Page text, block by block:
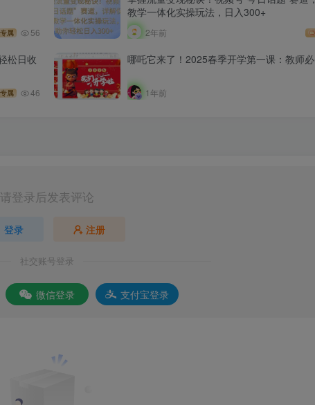
属 56
教学一体化实操玩法，日入300+
2年前
松日收
属 46
哪吒它来了！2025春季开学第一课：教师
1年前
请登录后发表评论
登录 注册
社交账号登录
微信登录 支付宝登录